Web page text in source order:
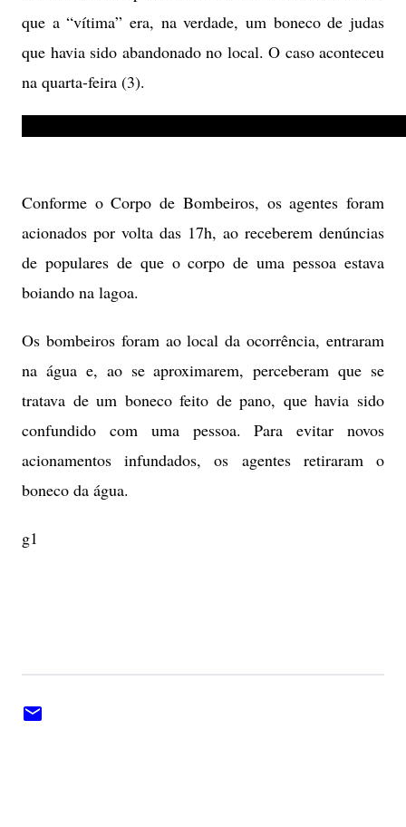
que a “vítima” era, na verdade, um boneco de judas
que havia sido abandonado no local. O caso aconteceu
na quarta-feira (3).
Conforme o Corpo de Bombeiros, os agentes foram
acionados por volta das 17h, ao receberem denúncias
de populares de que o corpo de uma pessoa estava
boiando na lagoa.
Os bombeiros foram ao local da ocorrência, entraram
na água e, ao se aproximarem, perceberam que se
tratava de um boneco feito de pano, que havia sido
confundido com uma pessoa. Para evitar novos
acionamentos infundados, os agentes retiraram o
boneco da água.
g1